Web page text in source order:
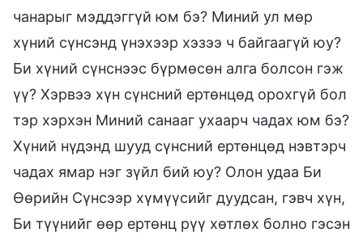
чанарыг мэддэггүй юм бэ? Миний ул мөр
хүний сүнсэнд үнэхээр хэзээ ч байгаагүй юу?
Би хүний сүнснээс бүрмөсөн алга болсон гэж
үү? Хэрвээ хүн сүнсний ертөнцөд орохгүй бол
тэр хэрхэн Миний санааг ухаарч чадах юм бэ?
Хүний нүдэнд шууд сүнсний ертөнцөд нэвтэрч
чадах ямар нэг зүйл бий юу? Олон удаа Би
Өөрийн Сүнсээр хүмүүсийг дуудсан, гэвч хүн,
Би түүнийг өөр ертөнц рүү хөтлөх болно гэсэн